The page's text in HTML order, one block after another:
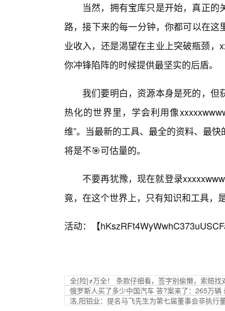
当然，拥有宝库只是开始，真正
路，接下来的每一分钟，你都可以在
业收入，还是渴望在主业上突破瓶颈
你冲锋陷阵的时候提供最坚实的后盾。
我们要明白，资源本身是死的，
热化的世界里，学会利用像
维”。当最新的工具、最全的资料、最
将是不🎯可估量的。
不要再犹豫，现在就登录
竟，在这个世界上，只有知识和工具，
活动：【
全{险}≠万全！ 条款仔细看，签字别偷懒，索赔找
俄罗斯人买了多少中国汽车 答?案来了：265万辆
洛,阳钼业：提名马飞先生为第七届董事会非执行